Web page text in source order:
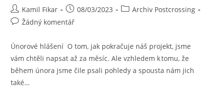
Kamil Fikar 08/03/2023
Archiv Postcrossing
Žádný komentář
Únorové hlášení O tom, jak pokračuje náš projekt, jsme
vám chtěli napsat až za měsíc. Ale vzhledem k tomu, že
během února jsme čile psali pohledy a spousta nám jich
také…